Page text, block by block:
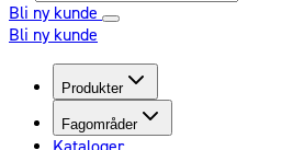
Bli ny kunde
Bli ny kunde
Produkter
Fagområder